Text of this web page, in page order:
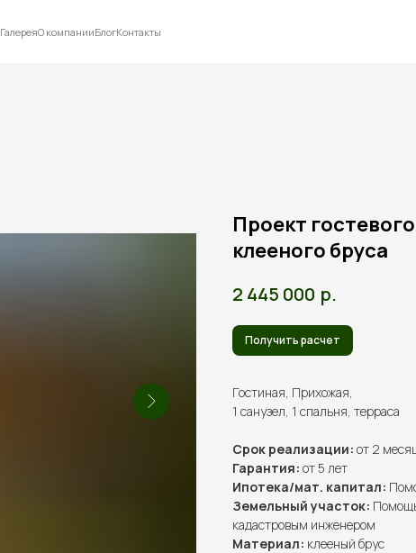
ГалереяО компанииБлогКонтакты
Проект
клееного бруса
2 445 000 р.
Получить расчет
Гостиная, Прихожая,
1 санузел, 1 спальня, терраса
Срок реализации: от 2
Гарантия: от 5 лет
Ипотека/мат. капитал:
Земельный участок:
кадастровым инженером
Материал: клееный брус